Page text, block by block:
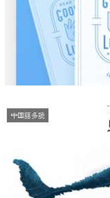
中国語多読